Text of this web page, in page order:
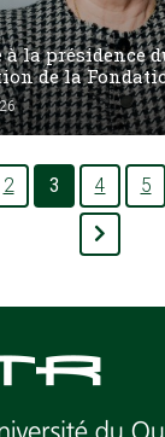
à la présidence
de la
2 3 4 5